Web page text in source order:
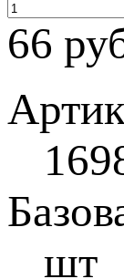
66
шт